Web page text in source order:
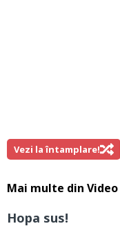
Vezi la întamplare!
Mai multe din Video
Hopa sus!